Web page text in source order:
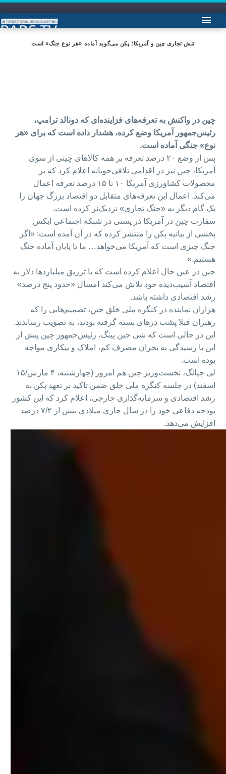
تنش تجاری چین و آمریکا؛ پکن می‌گوید آماده «هر نوع جنگ» است
چین در واکنش به تعرفه‌های فزاینده‌ای که دونالد ترامپ‌،
رئیس‌جمهور آمریکا وضع کرده، هشدار داده است که برای «هر
نوع» جنگی آماده است.
پس از وضع ۲۰ درصد تعرفه بر همه کالاهای چینی از سوی
آمریکا، چین نیز در اقدامی تلافی‌جویانه اعلام کرد که بر
محصولات کشاورزی آمریکا ۱۰ تا ۱۵ درصد تعرفه اعمال
می‌کند. اعمال این تعرفه‌های متقابل دو اقتصاد بزرگ جهان را
یک گام دیگر به «جنگ تجاری» نزدیک‌تر کرده است.
سفارت چین در آمریکا در پستی در شبکه اجتماعی ایکس
بخشی از بیانیه پکن را منتشر کرده که در آن آمده است: «اگر
جنگ چیزی است که آمریکا می‌خواهد… ما تا پایان آماده جنگ
هستیم.»
چین در عین حال اعلام کرده است که با تزریق میلیاردها دلار به
اقتصاد آسیب‌دیده خود تلاش می‌کند امسال «حدود پنج درصد»
رشد اقتصادی داشته باشد.
هزاران نماینده در کنگره ملی خلق چین، تصمیم‌هایی را که
رهبران قبلا پشت درهای بسته گرفته بودند، به تصویب رساندند.
این در حالی است که شی جین پینگ، رئیس‌جمهور چین پیش از
این با رسیدگی به بحران مصرف کم، املاک و بیکاری مواجه
بوده است.
لی چیانگ، نخست‌وزیر چین هم امروز (چهارشنبه، ۴ مارس/۱۵
اسفند) در جلسه کنگره ملی خلق ضمن تاکید بر تعهد پکن به
رشد اقتصادی و سرمایه‌گذاری خارجی، اعلام کرد که این کشور
بودجه دفاعی خود را در سال جاری میلادی بیش از ۷/۲ درصد
افزایش می‌دهد.